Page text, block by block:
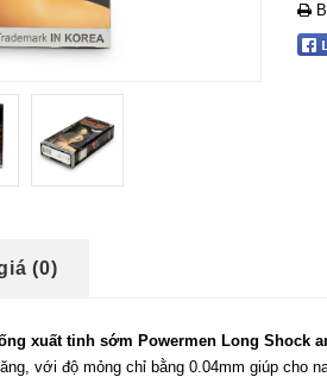
(0)
xuất tinh sớm Powermen Long Shock
với độ mỏng chỉ bằng 0.04mm giúp cho